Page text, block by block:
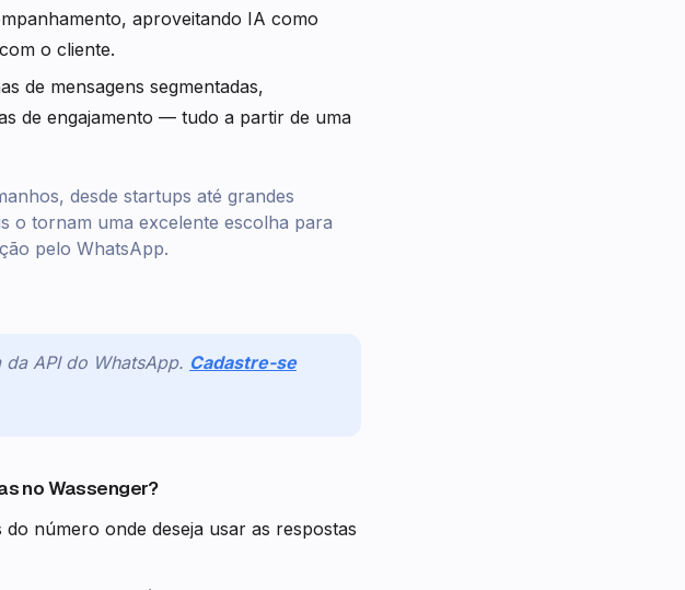
aproveitando IA como
o cliente.
de mensagens segmentadas,
de engajamento — tudo a partir de uma
desde startups até grandes
o tornam uma excelente escolha para
pelo WhatsApp.
API do WhatsApp. Cadastre-se
no Wassenger?
número onde deseja usar as respostas